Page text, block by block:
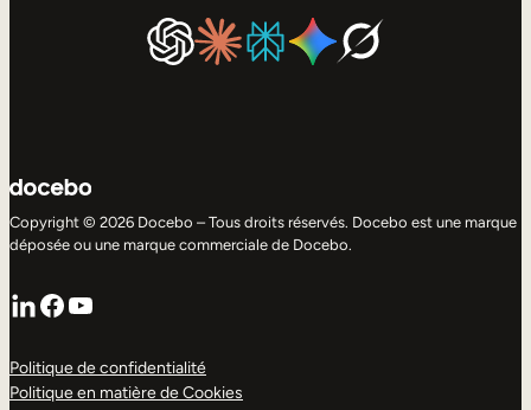
Copyright © 2026 Docebo – Tous droits réservés. Docebo est une marque
déposée ou une marque commerciale de Docebo.
LinkedIn
Facebook
YouTube
Politique de confidentialité
Politique en matière de Cookies